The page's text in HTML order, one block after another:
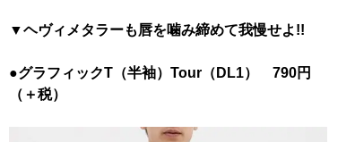
▼ヘヴィメタラーも唇を噛み締めて我慢せよ!!
●グラフィックT（半袖）Tour（DL1） 790円
（＋税）